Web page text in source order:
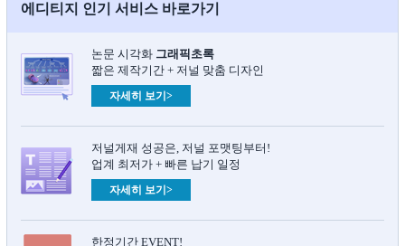
에디티지 인기 서비스 바로가기
논문 시각화 그래픽초록​
짧은 제작기간 + 저널 맞춤 디자인
자세히 보기>
저널게재 성공은, 저널 포맷팅부터!
업계 최저가 + 빠른 납기 일정
자세히 보기>
한정기간 EVENT!